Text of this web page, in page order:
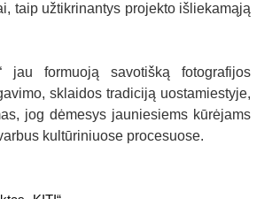
taip užtikrinantys projekto išliekamąją
jau formuoją savotišką fotografijos
sklaidos tradiciją uostamiestyje,
jog dėmesys jauniesiems kūrėjams
kultūriniuose procesuose.